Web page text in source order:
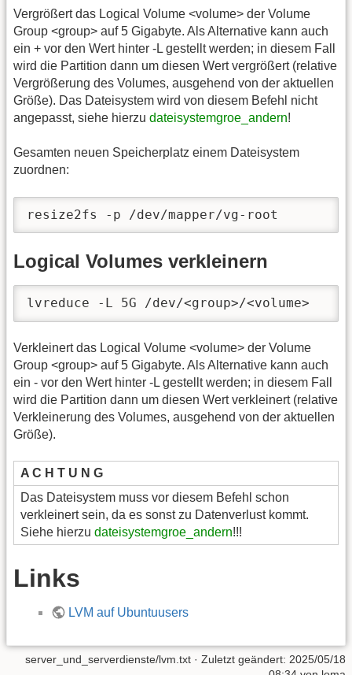
Vergrößert das Logical Volume <volume> der Volume
Group <group> auf 5 Gigabyte. Als Alternative kann auch
ein + vor den Wert hinter -L gestellt werden; in diesem Fall
wird die Partition dann um diesen Wert vergrößert (relative
Vergrößerung des Volumes, ausgehend von der aktuellen
Größe). Das Dateisystem wird von diesem Befehl nicht
angepasst, siehe hierzu dateisystemgroe_andern!
Gesamten neuen Speicherplatz einem Dateisystem
zuordnen:
resize2fs -p /dev/mapper/vg-root
Logical Volumes verkleinern
lvreduce -L 5G /dev/<group>/<volume>
Verkleinert das Logical Volume <volume> der Volume
Group <group> auf 5 Gigabyte. Als Alternative kann auch
ein - vor den Wert hinter -L gestellt werden; in diesem Fall
wird die Partition dann um diesen Wert verkleinert (relative
Verkleinerung des Volumes, ausgehend von der aktuellen
Größe).
A C H T U N G
Das Dateisystem muss vor diesem Befehl schon
verkleinert sein, da es sonst zu Datenverlust kommt.
Siehe hierzu dateisystemgroe_andern!!!
Links
LVM auf Ubuntuusers
server_und_serverdienste/lvm.txt · Zuletzt geändert: 2025/05/18